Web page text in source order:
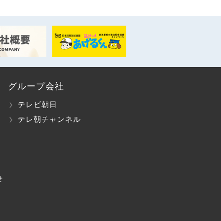
グループ会社
テレビ朝日
テレ朝チャンネル